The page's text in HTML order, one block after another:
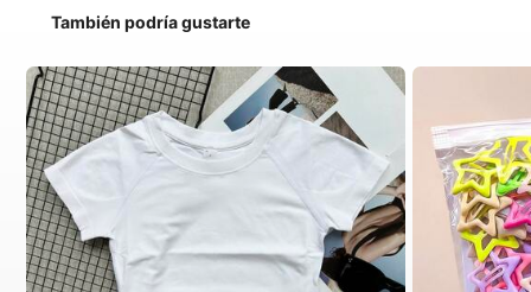
También podría gustarte